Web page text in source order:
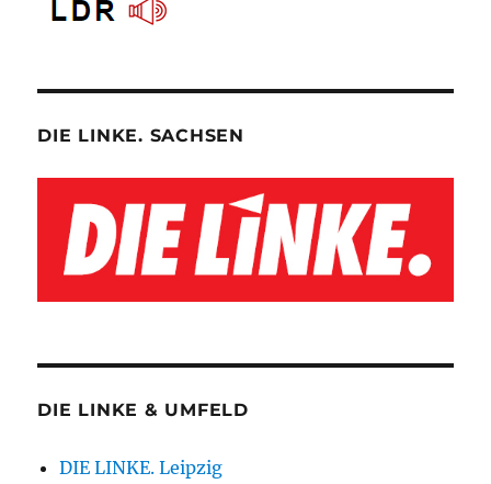
DIE LINKE. SACHSEN
DIE LINKE & UMFELD
DIE LINKE. Leipzig